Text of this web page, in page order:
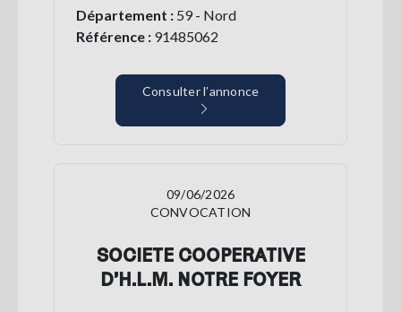
Département : 59 - Nord
Référence : 91485062
Consulter l’annonce
09/06/2026
CONVOCATION
SOCIETE COOPERATIVE
D’H.L.M. NOTRE FOYER